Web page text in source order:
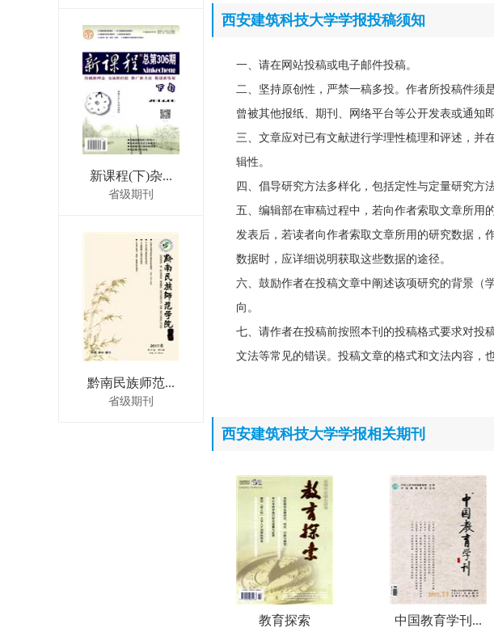
新课程(下)杂...
省级期刊
黔南民族师范...
省级期刊
西安建筑科技大学学报投稿须知
一、请在网站投稿或电子邮件投稿。
二、坚持原创性，严禁一稿多投。作者所投稿件须
曾被其他报纸、期刊、网络平台等公开发表或通知
三、文章应对已有文献进行学理性梳理和评述，并
辑性。
四、倡导研究方法多样化，包括定性与定量研究方
五、编辑部在审稿过程中，若向作者索取文章所用
发表后，若读者向作者索取文章所用的研究数据，
数据时，应详细说明获取这些数据的途径。
六、鼓励作者在投稿文章中阐述该项研究的背景（
向。
七、请作者在投稿前按照本刊的投稿格式要求对投
文法等常见的错误。投稿文章的格式和文法内容，
西安建筑科技大学学报相关期刊
教育探索 中国教育学刊...